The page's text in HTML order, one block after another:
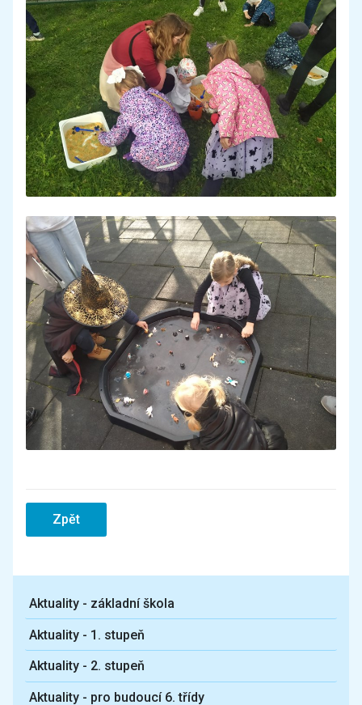
Aktuality - základní škola
Aktuality - 1. stupeň
Aktuality - 2. stupeň
Aktuality - pro budoucí 6. třídy
Zpět